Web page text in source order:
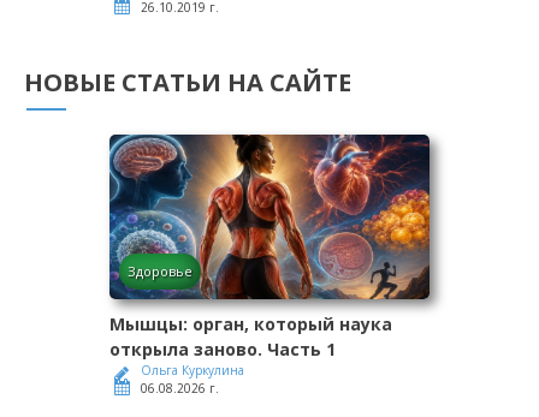
26.10.2019 г.
НОВЫЕ СТАТЬИ НА САЙТЕ
Здоровье
Мышцы: орган, который наука
открыла заново. Часть 1
Ольга Куркулина
06.08.2026 г.